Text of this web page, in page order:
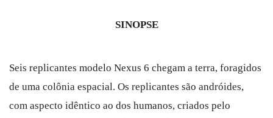
SINOPSE
Seis replicantes modelo Nexus 6 chegam a terra, foragidos
de uma colônia espacial. Os replicantes são andróides,
com aspecto idêntico ao dos humanos, criados pelo